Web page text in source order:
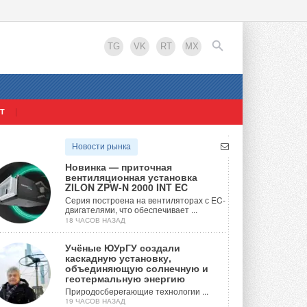
TG VK RT MX
EN
Новости рынка
Новинка — приточная
вентиляционная установка
ZILON ZPW-N 2000 INT EC
Серия построена на вентиляторах с EC-
двигателями, что обеспечивает ...
18 ЧАСОВ НАЗАД
Учёные ЮУрГУ создали
каскадную установку,
объединяющую солнечную и
геотермальную энергию
Природосберегающие технологии ...
19 ЧАСОВ НАЗАД